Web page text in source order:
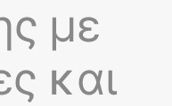
με
και